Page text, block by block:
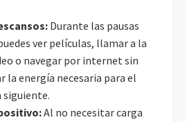
Durante las pausas
ver películas, llamar a la
o navegar por internet sin
la energía necesaria para el
siguiente.
Al no necesitar carga